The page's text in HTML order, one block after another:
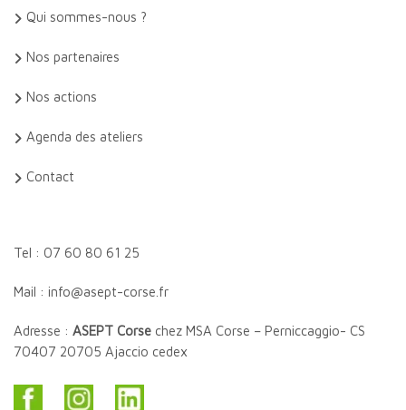
Qui sommes-nous ?
Nos partenaires
Nos actions
Agenda des ateliers
Contact
Tel : 07 60 80 61 25
Mail : info@asept-corse.fr
Adresse : ASEPT Corse chez MSA Corse – Perniccaggio- CS
70407 20705 Ajaccio cedex